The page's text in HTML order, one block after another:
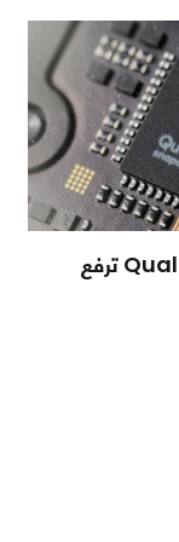
موجة غلاء قادمة: Qualcomm ترفع